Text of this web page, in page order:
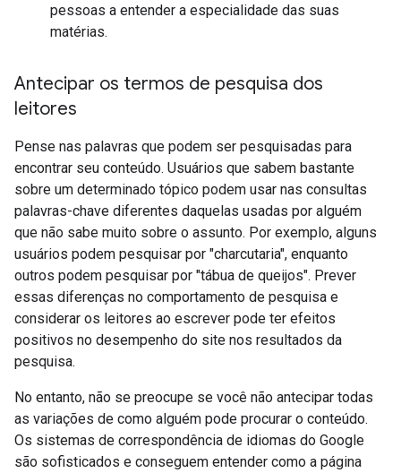
pessoas a entender a especialidade das suas
matérias.
Antecipar os termos de pesquisa dos
leitores
Pense nas palavras que podem ser pesquisadas para
encontrar seu conteúdo. Usuários que sabem bastante
sobre um determinado tópico podem usar nas consultas
palavras-chave diferentes daquelas usadas por alguém
que não sabe muito sobre o assunto. Por exemplo, alguns
usuários podem pesquisar por "charcutaria", enquanto
outros podem pesquisar por "tábua de queijos". Prever
essas diferenças no comportamento de pesquisa e
considerar os leitores ao escrever pode ter efeitos
positivos no desempenho do site nos resultados da
pesquisa.
No entanto, não se preocupe se você não antecipar todas
as variações de como alguém pode procurar o conteúdo.
Os sistemas de correspondência de idiomas do Google
são sofisticados e conseguem entender como a página